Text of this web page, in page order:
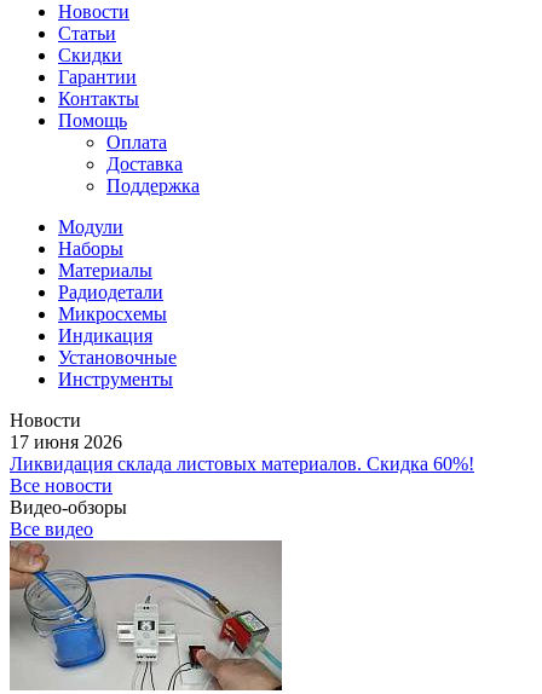
Новости
Статьи
Скидки
Гарантии
Контакты
Помощь
Оплата
Доставка
Поддержка
Модули
Наборы
Материалы
Радиодетали
Микросхемы
Индикация
Установочные
Инструменты
Новости
17 июня 2026
Ликвидация склада листовых материалов. Скидка 60%!
Все новости
Видео-обзоры
Все видео